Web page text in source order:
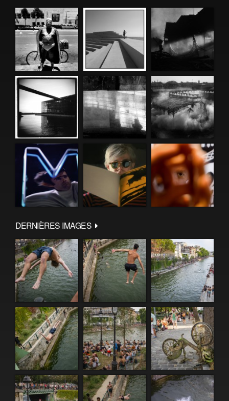
DERNIÈRES IMAGES